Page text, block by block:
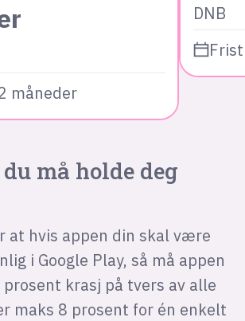
måneder
DNB
du må holde deg
at hvis appen din skal være
i Google Play, så må appen
prosent krasj på tvers av alle
maks 8 prosent for én enkelt